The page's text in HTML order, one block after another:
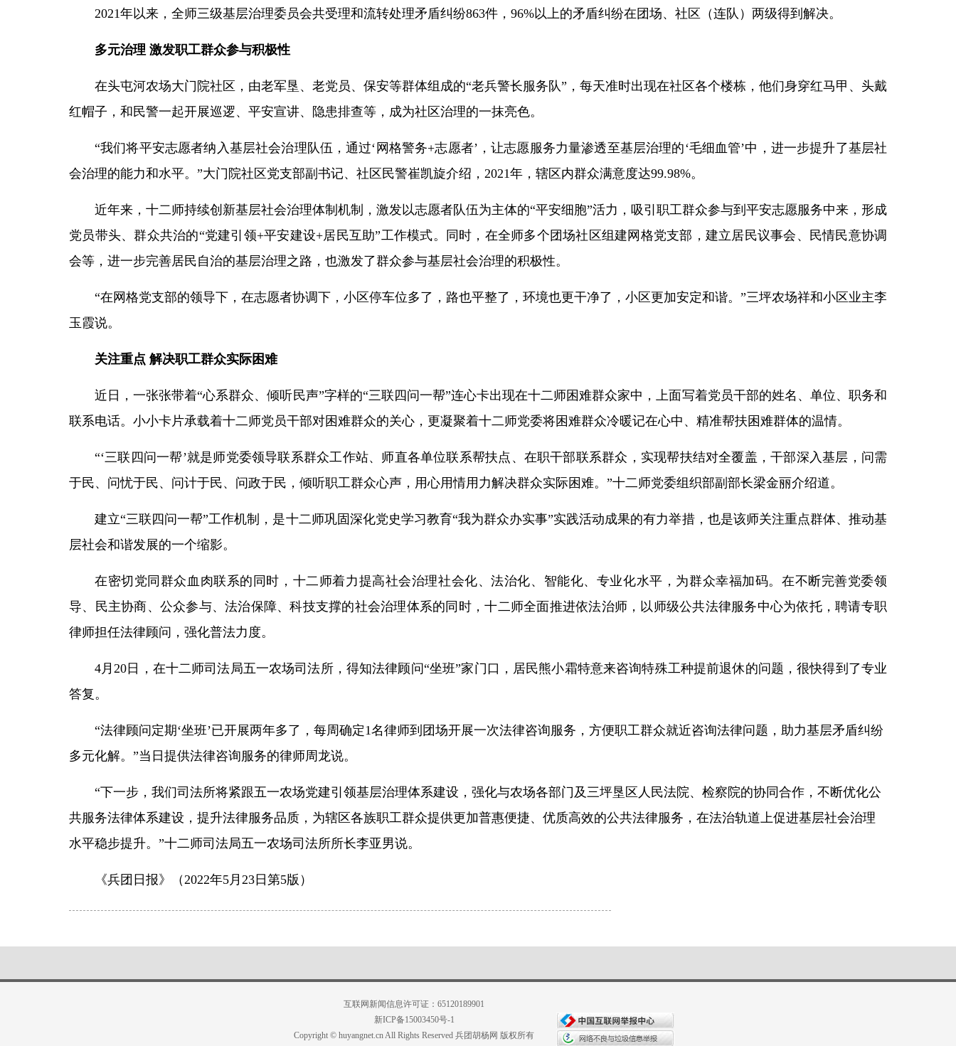
2021年以来，全师三级基层治理委员会共受理和流转处理矛盾纠纷863件，96%以上的矛盾纠纷在团场、社区（连队）两级得到解决。
多元治理 激发职工群众参与积极性
在头屯河农场大门院社区，由老军垦、老党员、保安等群体组成的“老兵警长服务队”，每天准时出现在社区各个楼栋，他们身穿红马甲、头戴
红帽子，和民警一起开展巡逻、平安宣讲、隐患排查等，成为社区治理的一抹亮色。
“我们将平安志愿者纳入基层社会治理队伍，通过‘网格警务+志愿者’，让志愿服务力量渗透至基层治理的‘毛细血管’中，进一步提升了基层社
会治理的能力和水平。”大门院社区党支部副书记、社区民警崔凯旋介绍，2021年，辖区内群众满意度达99.98%。
近年来，十二师持续创新基层社会治理体制机制，激发以志愿者队伍为主体的“平安细胞”活力，吸引职工群众参与到平安志愿服务中来，形成
党员带头、群众共治的“党建引领+平安建设+居民互助”工作模式。同时，在全师多个团场社区组建网格党支部，建立居民议事会、民情民意协调
会等，进一步完善居民自治的基层治理之路，也激发了群众参与基层社会治理的积极性。
“在网格党支部的领导下，在志愿者协调下，小区停车位多了，路也平整了，环境也更干净了，小区更加安定和谐。”三坪农场祥和小区业主李
玉霞说。
关注重点 解决职工群众实际困难
近日，一张张带着“心系群众、倾听民声”字样的“三联四问一帮”连心卡出现在十二师困难群众家中，上面写着党员干部的姓名、单位、职务和
联系电话。小小卡片承载着十二师党员干部对困难群众的关心，更凝聚着十二师党委将困难群众冷暖记在心中、精准帮扶困难群体的温情。
“‘三联四问一帮’就是师党委领导联系群众工作站、师直各单位联系帮扶点、在职干部联系群众，实现帮扶结对全覆盖，干部深入基层，问需
于民、问忧于民、问计于民、问政于民，倾听职工群众心声，用心用情用力解决群众实际困难。”十二师党委组织部副部长梁金丽介绍道。
建立“三联四问一帮”工作机制，是十二师巩固深化党史学习教育“我为群众办实事”实践活动成果的有力举措，也是该师关注重点群体、推动基
层社会和谐发展的一个缩影。
在密切党同群众血肉联系的同时，十二师着力提高社会治理社会化、法治化、智能化、专业化水平，为群众幸福加码。在不断完善党委领
导、民主协商、公众参与、法治保障、科技支撑的社会治理体系的同时，十二师全面推进依法治师，以师级公共法律服务中心为依托，聘请专职
律师担任法律顾问，强化普法力度。
4月20日，在十二师司法局五一农场司法所，得知法律顾问“坐班”家门口，居民熊小霜特意来咨询特殊工种提前退休的问题，很快得到了专业
答复。
“法律顾问定期‘坐班’已开展两年多了，每周确定1名律师到团场开展一次法律咨询服务，方便职工群众就近咨询法律问题，助力基层矛盾纠纷
多元化解。”当日提供法律咨询服务的律师周龙说。
“下一步，我们司法所将紧跟五一农场党建引领基层治理体系建设，强化与农场各部门及三坪垦区人民法院、检察院的协同合作，不断优化公
共服务法律体系建设，提升法律服务品质，为辖区各族职工群众提供更加普惠便捷、优质高效的公共法律服务，在法治轨道上促进基层社会治理
水平稳步提升。”十二师司法局五一农场司法所所长李亚男说。
《兵团日报》（2022年5月23日第5版）
互联网新闻信息许可证：65120189901
新ICP备15003450号-1
Copyright © huyangnet.cn All Rights Reserved 兵团胡杨网 版权所有